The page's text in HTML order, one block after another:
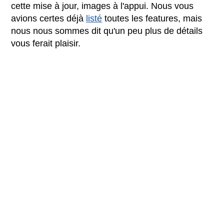
cette mise à jour, images à l'appui. Nous vous
avions certes déjà listé toutes les features, mais
nous nous sommes dit qu'un peu plus de détails
vous ferait plaisir.